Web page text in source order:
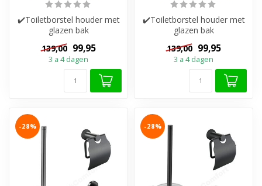
✔️Toiletborstel houder met
glazen bak
✔️Toiletrol houder
139,00 99,95
3 a 4 dagen
✔️Toiletborstel houder met
glazen bak
✔️Toiletrol houder
139,00 99,95
3 a 4 dagen
-28% -28%